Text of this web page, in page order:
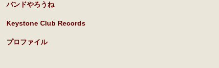
バンドやろうね
Keystone Club Records
プロファイル